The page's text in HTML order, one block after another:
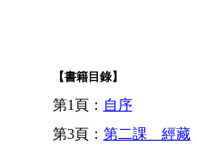
【書籍目錄】
第1頁： 自序
第3頁： 第二課 經藏